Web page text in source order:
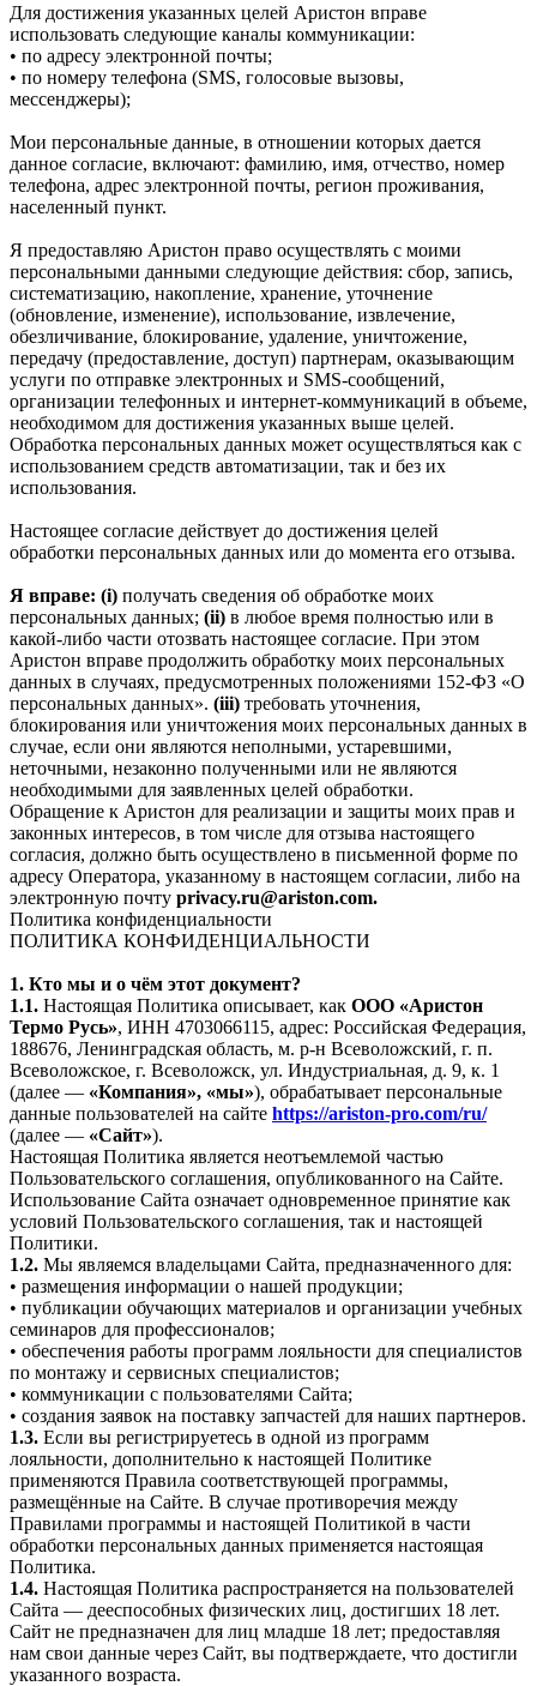
Для достижения указанных целей Аристон вправе
использовать следующие каналы коммуникации:
• по адресу электронной почты;
• по номеру телефона (SMS, голосовые вызовы,
мессенджеры);
Мои персональные данные, в отношении которых дается
данное согласие, включают: фамилию, имя, отчество, номер
телефона, адрес электронной почты, регион проживания,
населенный пункт.
Я предоставляю Аристон право осуществлять с моими
персональными данными следующие действия: сбор, запись,
систематизацию, накопление, хранение, уточнение
(обновление, изменение), использование, извлечение,
обезличивание, блокирование, удаление, уничтожение,
передачу (предоставление, доступ) партнерам, оказывающим
услуги по отправке электронных и SMS‑сообщений,
организации телефонных и интернет‑коммуникаций в объеме,
необходимом для достижения указанных выше целей.
Обработка персональных данных может осуществляться как с
использованием средств автоматизации, так и без их
использования.
Настоящее согласие действует до достижения целей
обработки персональных данных или до момента его отзыва.
Я вправе: (i) получать сведения об обработке моих
персональных данных; (ii) в любое время полностью или в
какой-либо части отозвать настоящее согласие. При этом
Аристон вправе продолжить обработку моих персональных
данных в случаях, предусмотренных положениями 152-ФЗ «О
персональных данных». (iii) требовать уточнения,
блокирования или уничтожения моих персональных данных в
случае, если они являются неполными, устаревшими,
неточными, незаконно полученными или не являются
необходимыми для заявленных целей обработки.
Обращение к Аристон для реализации и защиты моих прав и
законных интересов, в том числе для отзыва настоящего
согласия, должно быть осуществлено в письменной форме по
адресу Оператора, указанному в настоящем согласии, либо на
электронную почту privacy.ru@ariston.com.
Политика конфиденциальности
ПОЛИТИКА КОНФИДЕНЦИАЛЬНОСТИ
1. Кто мы и о чём этот документ?
1.1. Настоящая Политика описывает, как ООО «Аристон
Термо Русь», ИНН 4703066115, адрес: Российская Федерация,
188676, Ленинградская область, м. р-н Всеволожский, г. п.
Всеволожское, г. Всеволожск, ул. Индустриальная, д. 9, к. 1
(далее — «Компания», «мы»), обрабатывает персональные
данные пользователей на сайте https://ariston-pro.com/ru/
(далее — «Сайт»).
Настоящая Политика является неотъемлемой частью
Пользовательского соглашения, опубликованного на Сайте.
Использование Сайта означает одновременное принятие как
условий Пользовательского соглашения, так и настоящей
Политики.
1.2. Мы являемся владельцами Сайта, предназначенного для:
• размещения информации о нашей продукции;
• публикации обучающих материалов и организации учебных
семинаров для профессионалов;
• обеспечения работы программ лояльности для специалистов
по монтажу и сервисных специалистов;
• коммуникации с пользователями Сайта;
• создания заявок на поставку запчастей для наших партнеров.
1.3. Если вы регистрируетесь в одной из программ
лояльности, дополнительно к настоящей Политике
применяются Правила соответствующей программы,
размещённые на Сайте. В случае противоречия между
Правилами программы и настоящей Политикой в части
обработки персональных данных применяется настоящая
Политика.
1.4. Настоящая Политика распространяется на пользователей
Сайта — дееспособных физических лиц, достигших 18 лет.
Сайт не предназначен для лиц младше 18 лет; предоставляя
нам свои данные через Сайт, вы подтверждаете, что достигли
указанного возраста.